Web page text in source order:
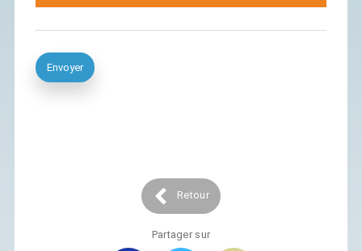
Retour
Partager sur